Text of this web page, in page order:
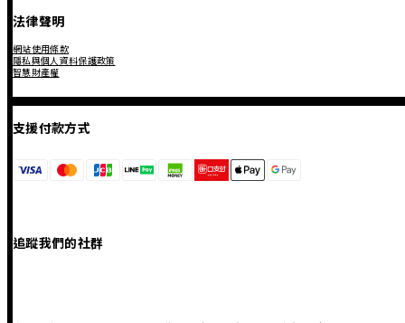
法律聲明
網站使用條款
隱私與個人資料保護政策
智慧財產權
支援付款方式
追蹤我們的社群